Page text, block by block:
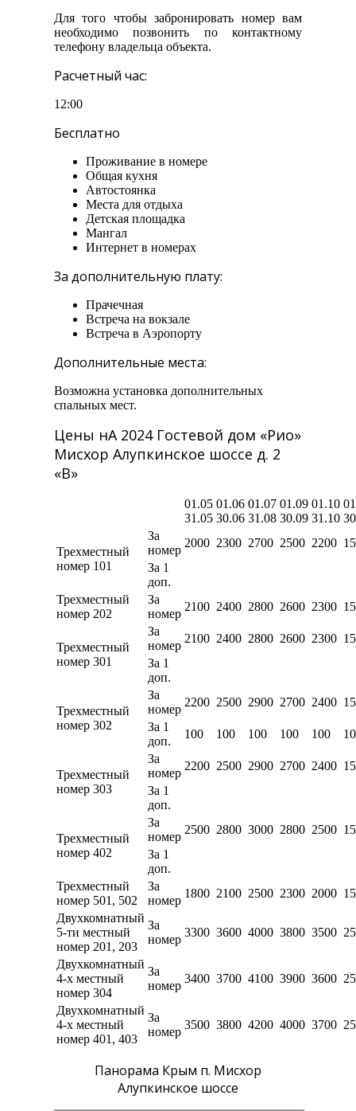
Для того чтобы забронировать номер вам
необходимо позвонить по контактному
телефону владельца объекта.
Расчетный час:
12:00
Бесплатно
Проживание в номере
Общая кухня
Автостоянка
Места для отдыха
Детская площадка
Мангал
Интернет в номерах
За дополнительную плату:
Прачечная
Встреча на вокзале
Встреча в Аэропорту
Дополнительные места:
Возможна установка дополнительных
спальных мест.
Цены нА 2024 Гостевой дом «Рио»
Мисхор Алупкинское шоссе д. 2
«В»
01.05
31.05
01.06
30.06
01.07
31.08
01.09
30.09
01.10
31.10
Трехместный
номер 101
За
номер
2000 2300 2700 2500 2200
За 1
доп.
Трехместный
номер 202
За
номер
2100 2400 2800 2600 2300
Трехместный
номер 301
За
номер
2100 2400 2800 2600 2300
За 1
доп.
Трехместный
номер 302
За
номер
2200 2500 2900 2700 2400
За 1
доп.
100 100 100 100 100
Трехместный
номер 303
За
номер
2200 2500 2900 2700 2400
За 1
доп.
Трехместный
номер 402
За
номер
2500 2800 3000 2800 2500
За 1
доп.
Трехместный
номер 501, 502
За
номер
1800 2100 2500 2300 2000
Двухкомнатный
5-ти местный
номер 201, 203
За
номер
3300 3600 4000 3800 3500
Двухкомнатный
4-х местный
номер 304
За
номер
3400 3700 4100 3900 3600
Двухкомнатный
4-х местный
номер 401, 403
За
номер
3500 3800 4200 4000 3700
Панорама Крым п. Мисхор
Алупкинское шоссе